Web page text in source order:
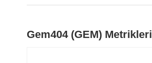
Gem404 (GEM) Metrikleri